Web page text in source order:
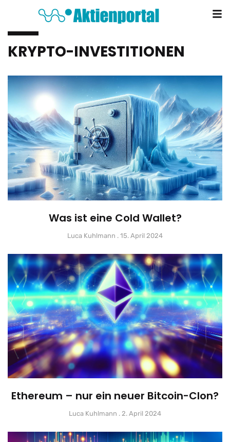
KRYPTO-INVESTITIONEN
Was ist eine Cold Wallet?
Luca Kuhlmann 15. April 2024
Ethereum – nur ein neuer Bitcoin-Clon?
Luca Kuhlmann 2. April 2024